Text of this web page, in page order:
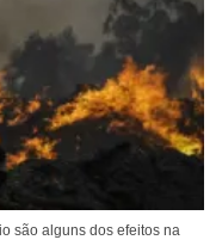
são alguns dos efeitos na